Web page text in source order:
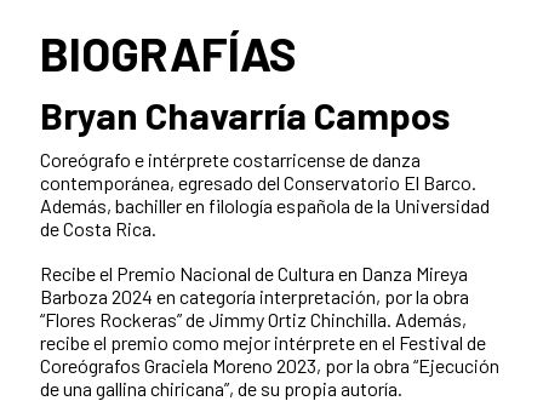
BIOGRAFÍAS
Bryan Chavarría Campos
Coreógrafo e intérprete costarricense de danza
contemporánea, egresado del Conservatorio El Barco.
Además, bachiller en filología española de la Universidad
de Costa Rica.
Recibe el Premio Nacional de Cultura en Danza Mireya
Barboza 2024 en categoría interpretación, por la obra
“Flores Rockeras” de Jimmy Ortiz Chinchilla. Además,
recibe el premio como mejor intérprete en el Festival de
Coreógrafos Graciela Moreno 2023, por la obra “Ejecución
de una gallina chiricana”, de su propia autoría.